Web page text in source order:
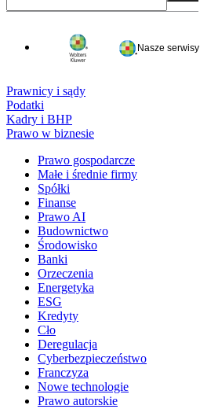
Nasze serwisy
Prawnicy i sądy
Podatki
Kadry i BHP
Prawo w biznesie
Prawo gospodarcze
Małe i średnie firmy
Spółki
Finanse
Prawo AI
Budownictwo
Środowisko
Banki
Orzeczenia
Energetyka
ESG
Kredyty
Cło
Deregulacja
Cyberbezpieczeństwo
Franczyza
Nowe technologie
Prawo autorskie